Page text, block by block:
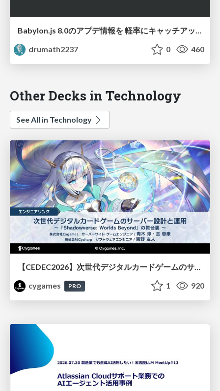
Babylon.js 8.0のアプデ情報を 軽率にキャッチアップ / catch-up-babylonjs-8
drumath2237
0 460
Other Decks in Technology
See All in Technology
cygames
PRO 1 920